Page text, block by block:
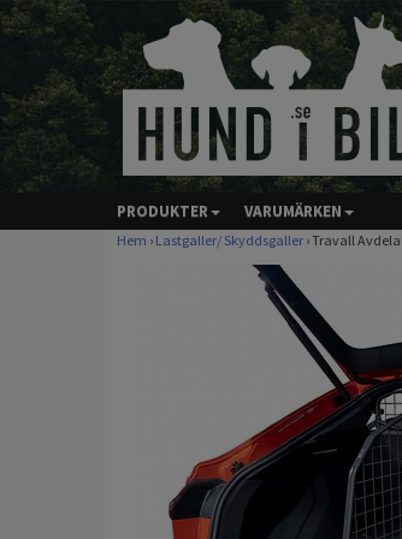
PRODUKTER VARUMÄRKEN
Hem › Lastgaller/ Skyddsgaller › Travall